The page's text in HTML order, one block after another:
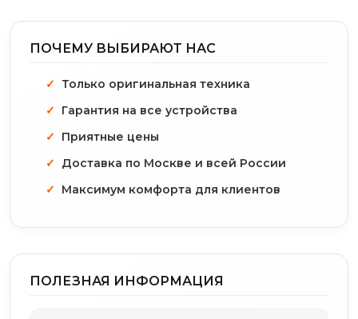
ПОЧЕМУ ВЫБИРАЮТ НАС
Только оригинальная техника
Гарантия на все устройства
Приятные цены
Доставка по Москве и всей России
Максимум комфорта для клиентов
ПОЛЕЗНАЯ ИНФОРМАЦИЯ